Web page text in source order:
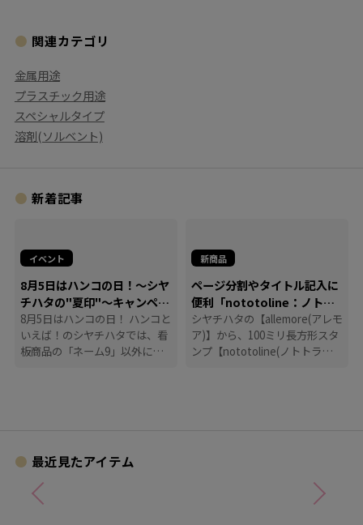
関連カテゴリ
金属用途
プラスチック用途
スペシャルタイプ
溶剤(ソルベント)
新着記事
イベント
8月5日はハンコの日！～シヤ
チハタの"夏印"～キャンペー
ン
8月5日はハンコの日！ ハンコと
いえば！のシヤチハタでは、看
板商品の「ネーム9」以外に
新商品
ページ分割やタイトル記入に
便利「nototoline：ノトト
ライン」
シヤチハタの【allemore(アレモ
ア)】から、100ミリ長方形スタ
ンプ【nototoline(ノトトライ
最近見たアイテム